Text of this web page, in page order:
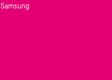
Samsung